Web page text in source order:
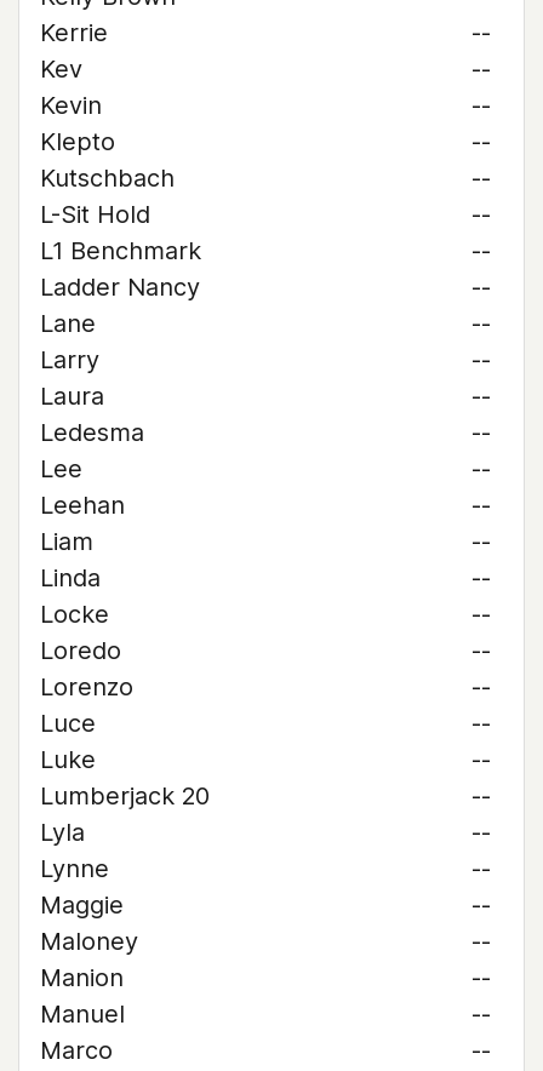
Kerrie
--
Kev
--
Kevin
--
Klepto
--
Kutschbach
--
L-Sit Hold
--
L1 Benchmark
--
Ladder Nancy
--
Lane
--
Larry
--
Laura
--
Ledesma
--
Lee
--
Leehan
--
Liam
--
Linda
--
Locke
--
Loredo
--
Lorenzo
--
Luce
--
Luke
--
Lumberjack 20
--
Lyla
--
Lynne
--
Maggie
--
Maloney
--
Manion
--
Manuel
--
Marco
--